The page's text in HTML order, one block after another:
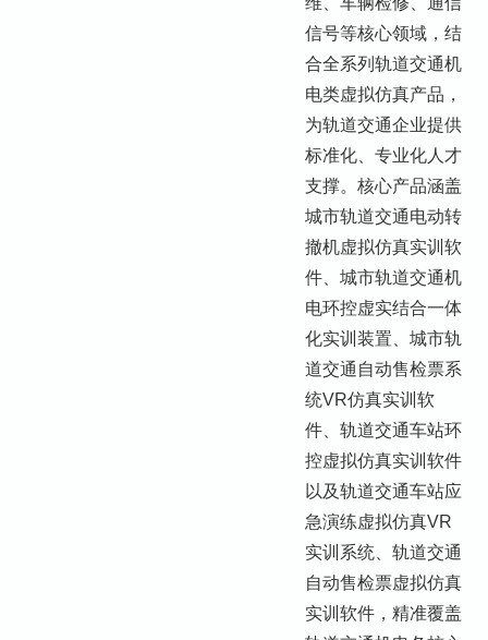
信号等核心领域，结
合全系列轨道交通机
电类虚拟仿真产品，
为轨道交通企业提供
标准化、专业化人才
支撑。核心产品涵盖
城市轨道交通电动转
撤机虚拟仿真实训软
件、城市轨道交通机
电环控虚实结合一体
化实训装置、城市轨
道交通自动售检票系
统VR仿真实训软
件、轨道交通车站环
控虚拟仿真实训软件
以及轨道交通车站应
急演练虚拟仿真VR
实训系统、轨道交通
自动售检票虚拟仿真
实训软件，精准覆盖